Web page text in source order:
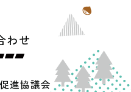
わせ
進協議会